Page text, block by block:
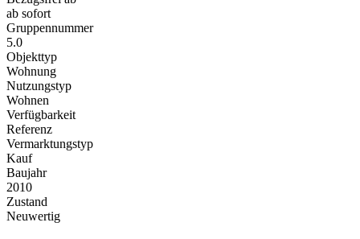
ab sofort
Gruppennummer
5.0
Objekttyp
Wohnung
Nutzungstyp
Wohnen
Verfügbarkeit
Referenz
Vermarktungstyp
Kauf
Baujahr
2010
Zustand
Neuwertig